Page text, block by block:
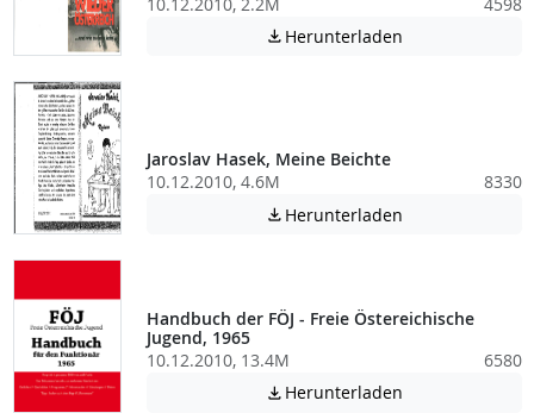
 Herunterladen
Jaroslav Hasek, Meine Beichte
10.12.2010, 4.6M
8330
 Herunterladen
Handbuch der FÖJ - Freie Östereichische
Jugend, 1965
10.12.2010, 13.4M
6580
 Herunterladen